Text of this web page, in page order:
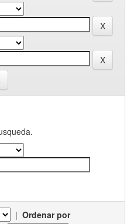
| Ordenar por